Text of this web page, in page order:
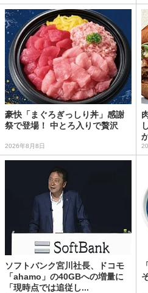
豪快「まぐろぎっしり丼」感謝
祭で登場！ 中とろ入りで贅沢
2026年8月8日
ソフトバンク宮川社長、ドコモ
「ahamo」の40GBへの増量に
「現時点では追従し...